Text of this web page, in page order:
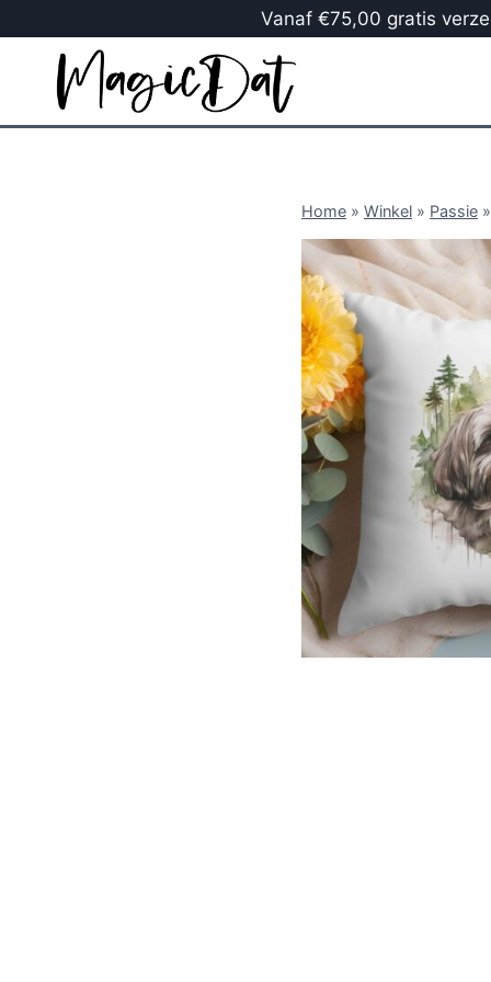
Vanaf €75,00 gratis
Home » Winkel » Passie »